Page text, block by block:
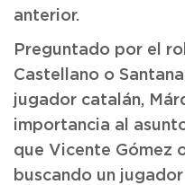
anterior.
Preguntado por el
Castellano o
jugador catalán,
importancia al
que Vicente Gómez
buscando un